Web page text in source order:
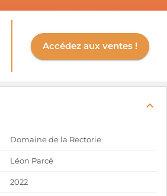
Accédez aux ventes !
Domaine de la Rectorie
Léon Parcé
2022